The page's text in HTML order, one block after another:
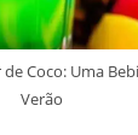
Coco: Uma
Verão